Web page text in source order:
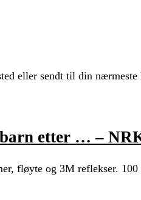
eller sendt til din
etter … –
fløyte og 3M reflekser.